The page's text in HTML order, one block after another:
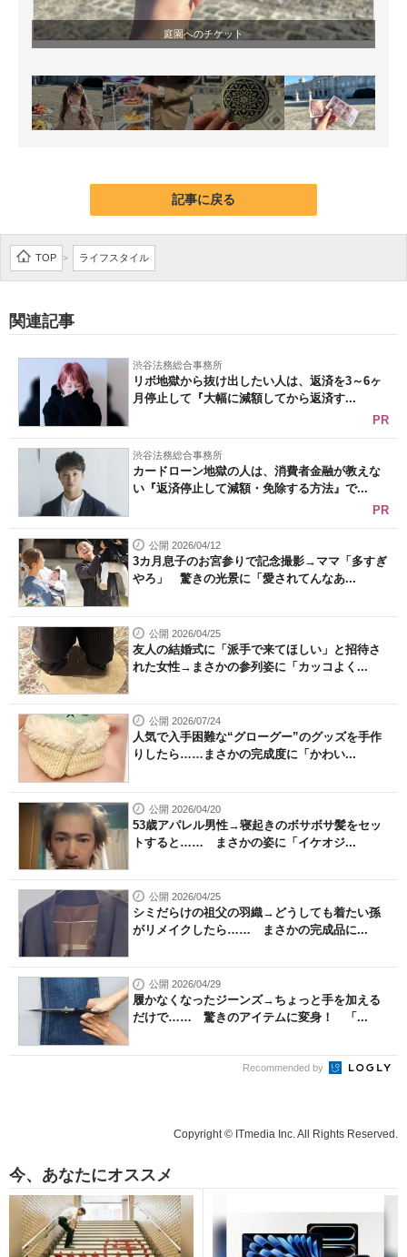
庭園へのチケット
記事に戻る
TOP > ライフスタイル
関連記事
渋谷法務総合事務所
リボ地獄から抜け出したい人は、返済を3～6ヶ
月停止して『大幅に減額してから返済す...
PR
渋谷法務総合事務所
カードローン地獄の人は、消費者金融が教えな
い『返済停止して減額・免除する方法』で...
PR
公開 2026/04/12
3カ月息子のお宮参りで記念撮影→ママ「多すぎ
やろ」 驚きの光景に「愛されてんなあ...
公開 2026/04/25
友人の結婚式に「派手で来てほしい」と招待さ
れた女性→まさかの参列姿に「カッコよく...
公開 2026/07/24
人気で入手困難な“グローグー”のグッズを手作
りしたら……まさかの完成度に「かわい...
公開 2026/04/20
53歳アパレル男性→寝起きのボサボサ髪をセッ
トすると…… まさかの姿に「イケオジ...
公開 2026/04/25
シミだらけの祖父の羽織→どうしても着たい孫
がリメイクしたら…… まさかの完成品に...
公開 2026/04/29
履かなくなったジーンズ→ちょっと手を加える
だけで…… 驚きのアイテムに変身！ 「...
Recommended by
Copyright © ITmedia Inc. All Rights Reserved.
今、あなたにオススメ